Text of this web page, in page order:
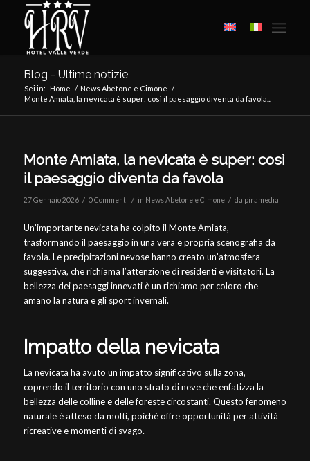
Blog - Ultime notizie
Sei in: Home / News Abetone e Cimone /
Monte Amiata, la nevicata è super: così il paesaggio diventa da favola...
Monte Amiata, la nevicata è super: così
il paesaggio diventa da favola
27 Gennaio 2026 / 0 Commenti / in News Abetone e Cimone / da piramedia
Un’importante nevicata ha colpito il Monte Amiata,
trasformando il paesaggio in una vera e propria scenografia da
favola. Le precipitazioni nevose hanno creato un’atmosfera
suggestiva, che richiama l’attenzione di residenti e visitatori. La
bellezza dei paesaggi innevati è un richiamo per coloro che
amano la natura e gli sport invernali.
Impatto della nevicata
La nevicata ha avuto un impatto significativo sulla zona,
coprendo il territorio con uno strato di neve che enfatizza la
bellezza delle colline e delle foreste circostanti. Questo fenomeno
naturale è atteso da molti, poiché offre opportunità per attività
ricreative e momenti di svago.